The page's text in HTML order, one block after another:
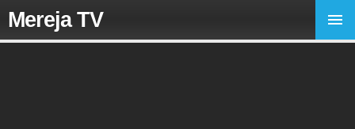
Mereja TV